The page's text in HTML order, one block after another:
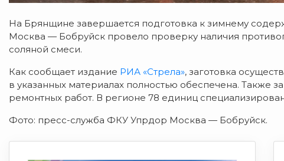
На Брянщине завершается подготовка к зимнему
Москва — Бобруйск провело проверку наличия
соляной смеси.
Как сообщает издание РИА «Стрела», заготовка
в указанных материалах полностью обеспечена. Также
ремонтных работ. В регионе 78 единиц
Фото: пресс-служба ФКУ Упрдор Москва — Бобруйск.